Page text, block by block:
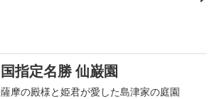
国指定名勝 仙巌園
薩摩の殿様と姫君が愛した島津家の庭園